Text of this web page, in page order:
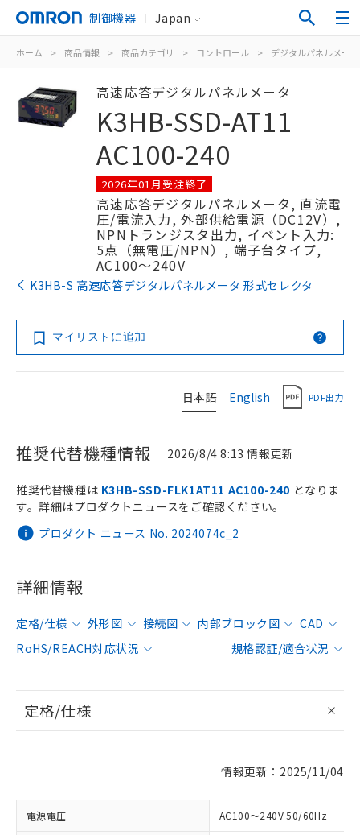
制御機器 Japan
ホーム > 商品情報 > 商品カテゴリ > コントロール > デジタルパネルメータ
高速応答デジタルパネルメータ
K3HB-SSD-AT11
AC100-240
2026年01月受注終了
高速応答デジタルパネルメータ, 直流電
圧/電流入力, 外部供給電源（DC12V）,
NPNトランジスタ出力, イベント入力:
5点（無電圧/NPN）, 端子台タイプ,
AC100～240V
K3HB-S 高速応答デジタルパネルメータ 形式セレクタ
マイリストに追加
日本語 English PDF出力
推奨代替機種情報 2026/8/4 8:13 情報更新
プロダクト ニュース No. 2024074c_2
推奨代替機種は K3HB-SSD-FLK1AT11 AC100-240 となりま
す。詳細はプロダクトニュースをご確認ください。
詳細情報
定格/仕様 外形図 接続図 内部ブロック図
CAD
RoHS/REACH対応状況
規格認証/適合状況
定格/仕様
情報更新：2025/11/04
電源電圧 AC100～240V 50/60Hz